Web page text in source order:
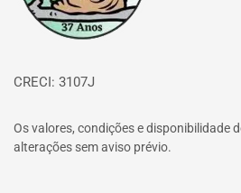
CRECI: 3107J
Os valores, condições e disponibilidade
alterações sem aviso prévio.